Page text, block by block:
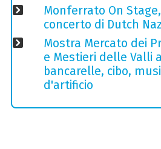
Monferrato On
concerto di Dutch
Mostra Mercato dei
e Mestieri delle Valli
bancarelle, cibo,
d'artificio